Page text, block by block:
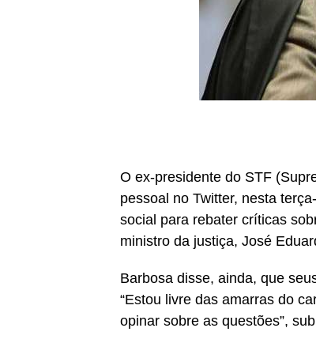
O ex-presidente do STF
pessoal no Twitter, nesta
social para rebater críticas
ministro da justiça, José
Barbosa disse, ainda, que
“Estou livre das amarras do
opinar sobre as questões”,